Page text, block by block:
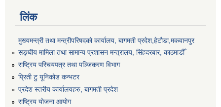
लिंक
मुख्यमन्त्री तथा मन्त्रीपरिषदको कार्यालय, बागमती प्रदेश,हेटाैडा,मकवानपुर
सङ्‍घीय मामिला तथा सामान्य प्रशासन मन्त्रालय, सिंहदरबार, काठमाडौँ
राष्ट्रिय परिचयपत्र तथा पञ्जिकरण विभाग
प्रिती टु यूनिकोड कन्भटर
प्रदेश स्तरीय कार्यालयहरु, बागमती प्रदेश
राष्ट्रिय योजना आयोग